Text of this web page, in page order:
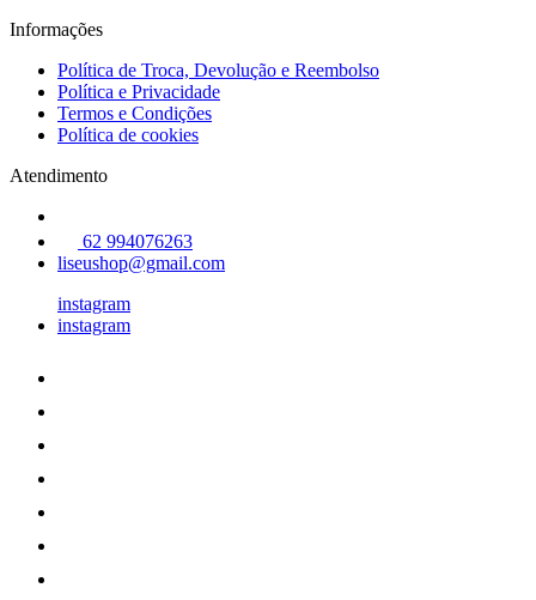
Informações
Política de Troca, Devolução e Reembolso
Política e Privacidade
Termos e Condições
Política de cookies
Atendimento
62 994076263
liseushop@gmail.com
instagram
instagram